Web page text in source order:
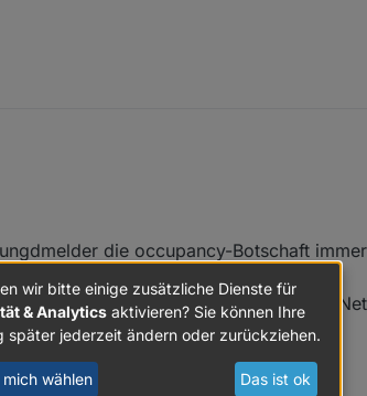
die occupancy-Botschaft
eine Multipath- Übertragung im Zigee-
es gerade 2 Trigger pro event.
mit Ausgaben aus meinem Skript.
wir bitte einige zusätzliche Dienste für
& Analytics aktivieren? Sie können Ihre
später jederzeit ändern oder zurückziehen.
mich wählen Das ist ok